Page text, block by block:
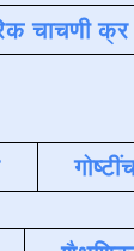
चाचणी क्र